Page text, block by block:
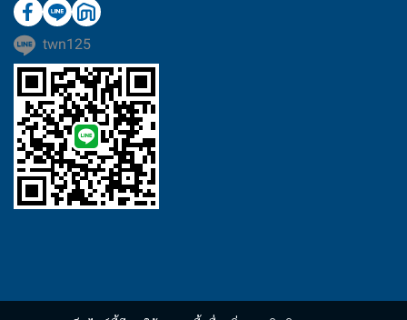
twn125